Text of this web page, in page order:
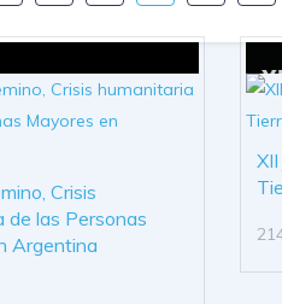
Crisis
de las Personas
Argentina